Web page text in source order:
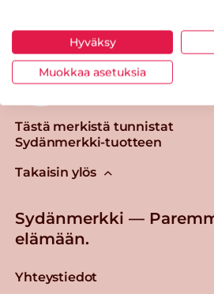
Tästä merkistä tunnistat
Sydänmerkki-tuotteen
Takaisin ylös
Sydänmerkki —
elämään.
Yhteystiedot
Hyväksy
Muokkaa asetuksia